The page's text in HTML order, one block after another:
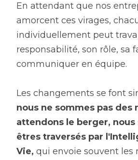
En attendant que nos
amorcent ces virages,
individuellement peut
responsabilité, son rôle, sa
communiquer en équipe.
nous ne sommes pas des
attendons le berger, nous
êtres traversés par
Vie, qui envoie souvent les